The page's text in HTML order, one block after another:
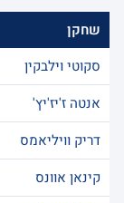
שחקן
סקוטי וילבקין
אנטה ז'יז'יץ'
דריק וויליאמס
קינאן אוונס